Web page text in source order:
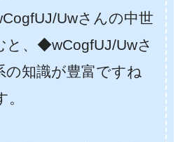
Uwさんの中世
と、◆wCogfUJ/Uwさ
の知識が豊富ですね